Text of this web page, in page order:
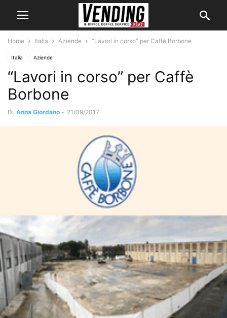
Home Italia Aziende “Lavori in corso” per Caffè Borbone
Italia Aziende
“Lavori in corso” per Caffè
Borbone
Di Anna Giordano - 21/09/2017